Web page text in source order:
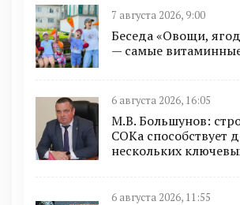
7 августа 2026, 9:00
Беседа «Овощи,
— самые
6 августа 2026, 16:05
М.В. Большунов:
СОКа способствует
нескольких
6 августа 2026, 11:55